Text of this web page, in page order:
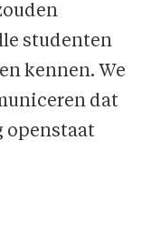
studenten
kennen. We
dat
openstaat